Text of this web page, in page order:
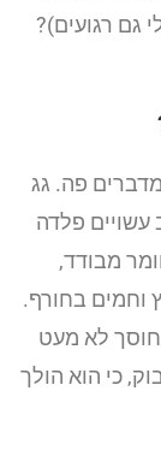
גם רגועים)?
פה. גג
עשויים פלדה
מבודד,
וחמים בחורף.
לא מעט
כי הוא הולך